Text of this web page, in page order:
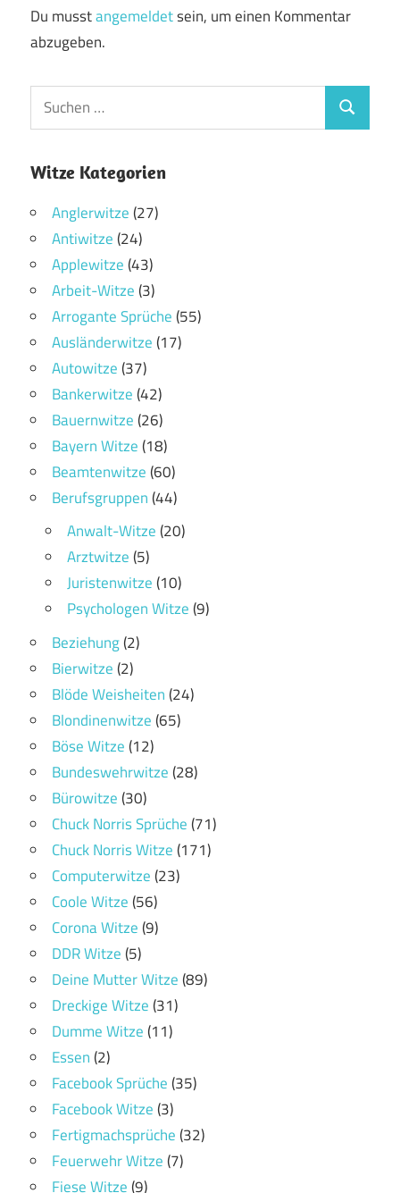
Du musstangemeldetsein, um einen Kommentar
abzugeben.
Witze Kategorien
Anglerwitze(27)
Antiwitze(24)
Applewitze(43)
Arbeit-Witze(3)
Arrogante Sprüche(55)
Ausländerwitze(17)
Autowitze(37)
Bankerwitze(42)
Bauernwitze(26)
Bayern Witze(18)
Beamtenwitze(60)
Berufsgruppen(44)
Anwalt-Witze(20)
Arztwitze(5)
Juristenwitze(10)
Psychologen Witze(9)
Beziehung(2)
Bierwitze(2)
Blöde Weisheiten(24)
Blondinenwitze(65)
Böse Witze(12)
Bundeswehrwitze(28)
Bürowitze(30)
Chuck Norris Sprüche(71)
Chuck Norris Witze(171)
Computerwitze(23)
Coole Witze(56)
Corona Witze(9)
DDR Witze(5)
Deine Mutter Witze(89)
Dreckige Witze(31)
Dumme Witze(11)
Essen(2)
Facebook Sprüche(35)
Facebook Witze(3)
Fertigmachsprüche(32)
Feuerwehr Witze(7)
Fiese Witze(9)